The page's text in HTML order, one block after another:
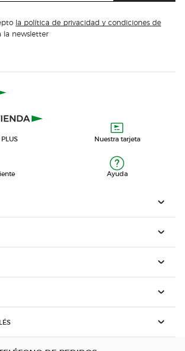
la política de privacidad y condiciones de
la newsletter
Nuestra tarjeta
Ayuda